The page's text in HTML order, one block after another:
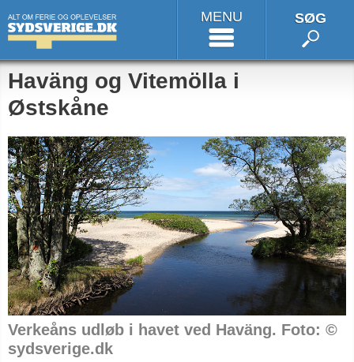
MENU SØG
Haväng og Vitemölla i
Østskåne
Verkeåns udløb i havet ved Haväng. Foto: ©
sydsverige.dk